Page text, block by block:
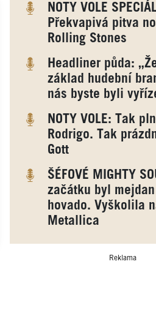
NOTY VOLE
Překvapivá pitva
Rolling Stones
Headliner půda:
základ hudební
nás byste byli
NOTY VOLE: Tak
Rodrigo. Tak
Gott
ŠÉFOVÉ MIGHTY
začátku byl
hovado. Vyškolila
Metallica
Reklama